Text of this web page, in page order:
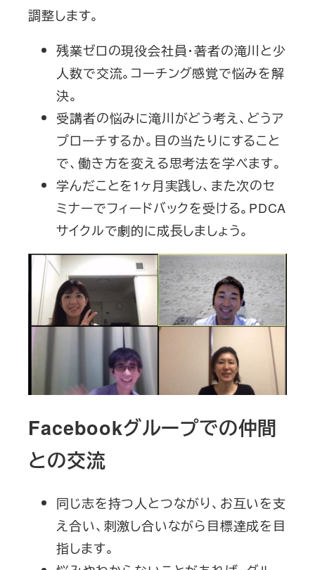
調整します。
残業ゼロの現役会社員・著者の滝川と少
人数で交流。コーチング感覚で悩みを解
決。
受講者の悩みに滝川がどう考え、どうア
プローチするか。目の当たりにすること
で、働き方を変える思考法を学べます。
学んだことを1ヶ月実践し、また次のセ
ミナーでフィードバックを受ける。PDCA
サイクルで劇的に成長しましょう。
Facebookグループでの仲間
との交流
同じ志を持つ人とつながり、お互いを支
え合い、刺激し合いながら目標達成を目
指します。